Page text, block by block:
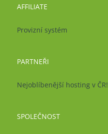
AFFILIATE
Provizní systém
PARTNEŘI
Nejoblíbenější hosting v ČR!
SPOLEČNOST